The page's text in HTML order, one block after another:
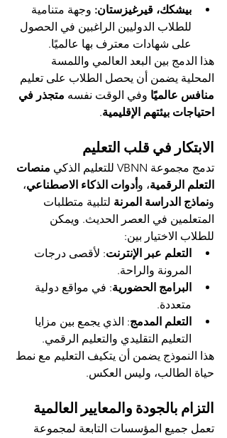
بيشكك، قيرغيزستان: وجهة متنامية
للطلاب الدوليين الراغبين في الحصول
على شهادات معترف بها عالميًا.
هذا الدمج بين البعد العالمي واللمسة
المحلية يضمن أن يحصل الطلاب على تعليم
منافس عالميًا وفي الوقت نفسه متجذر في
احتياجات بيئتهم الإقليمية.
الابتكار في قلب التعليم
تدمج مجموعة VBNN للتعليم الذكي
منصات
التعلم الرقمية، وأدوات الذكاء الاصطناعي،
ونماذج الدراسة المرنة لتلبية متطلبات
المتعلمين في العصر الحديث. ويمكن
للطلاب الاختيار بين:
التعلم عبر الإنترنت: لأقصى درجات
المرونة والراحة.
البرامج الحضورية: في مواقع دولية
متعددة.
التعلم المدمج: الذي يجمع بين مزايا
التعليم التقليدي والتعليم الرقمي.
هذا النموذج يضمن أن يتكيف التعليم مع نمط
حياة الطالب، وليس العكس.
التزام بالجودة والمعايير العالمية
تعمل جميع المؤسسات التابعة لمجموعة